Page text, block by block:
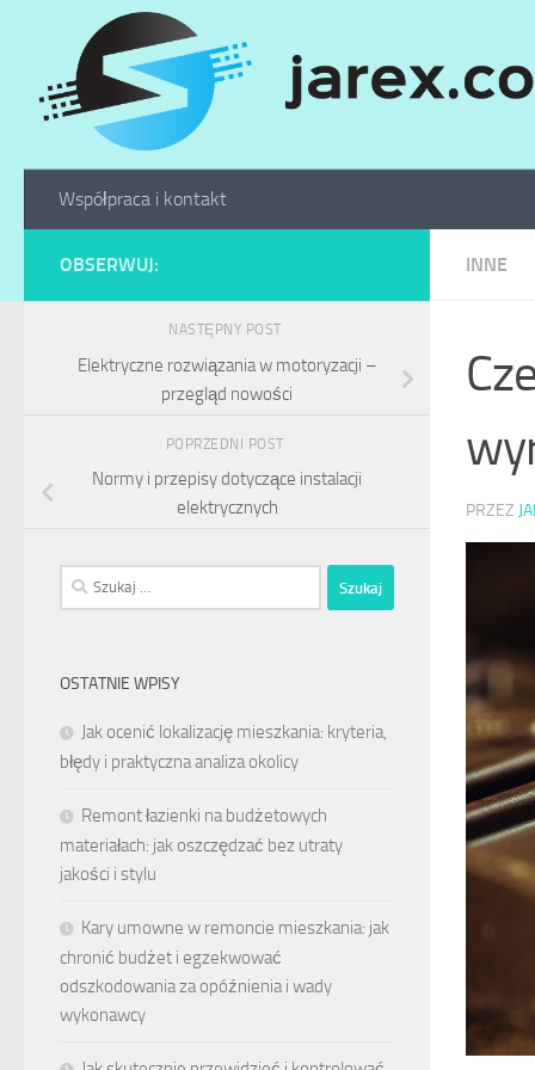
Skip to content
Współpraca i kontakt
INNE
PRZEZ
OBSERWUJ:
NASTĘPNY POST
Elektryczne rozwiązania w motoryzacji –
przegląd nowości
POPRZEDNI POST
Normy i przepisy dotyczące instalacji
elektrycznych
Szukaj:
OSTATNIE WPISY
Jak ocenić lokalizację mieszkania: kryteria,
błędy i praktyczna analiza okolicy
Remont łazienki na budżetowych
materiałach: jak oszczędzać bez utraty
jakości i stylu
Kary umowne w remoncie mieszkania: jak
chronić budżet i egzekwować
odszkodowania za opóźnienia i wady
wykonawcy